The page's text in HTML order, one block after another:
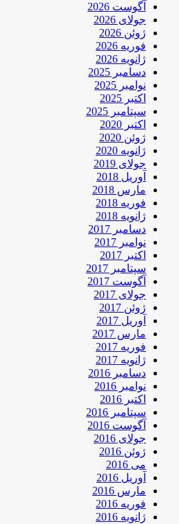
آگوست 2026
جولای 2026
ژوئن 2026
فوریه 2026
ژانویه 2026
دسامبر 2025
نوامبر 2025
اکتبر 2025
سپتامبر 2025
اکتبر 2020
ژوئن 2020
ژانویه 2020
جولای 2019
آوریل 2018
مارس 2018
فوریه 2018
ژانویه 2018
دسامبر 2017
نوامبر 2017
اکتبر 2017
سپتامبر 2017
آگوست 2017
جولای 2017
ژوئن 2017
آوریل 2017
مارس 2017
فوریه 2017
ژانویه 2017
دسامبر 2016
نوامبر 2016
اکتبر 2016
سپتامبر 2016
آگوست 2016
جولای 2016
ژوئن 2016
می 2016
آوریل 2016
مارس 2016
فوریه 2016
ژانویه 2016